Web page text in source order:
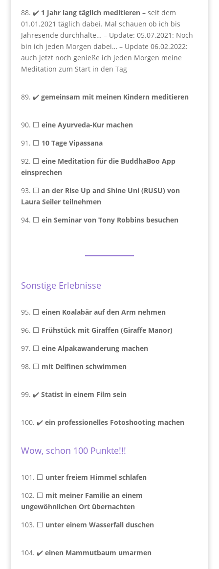
88. ✔️ 1 Jahr lang täglich meditieren– seit dem
01.01.2021 täglich dabei. Mal schauen ob ich bis
Jahresende durchhalte… – Update: 05.07.2021: Noch
bin ich jeden Morgen dabei… – Update 06.02.2022:
auch jetzt noch genieße ich jeden Morgen meine
Meditation zum Start in den Tag
89. ✔️ gemeinsam mit meinen Kindern meditieren
90. ⬜ eine Ayurveda-Kur machen
91. ⬜ 10 Tage Vipassana
92. ⬜ eine Meditation für die BuddhaBoo App
einsprechen
93. ⬜ an der Rise Up and Shine Uni (RUSU) von
Laura Seiler teilnehmen
94. ⬜ ein Seminar von Tony Robbins besuchen
Sonstige Erlebnisse
95. ⬜ einen Koalabär auf den Arm nehmen
96. ⬜ Frühstück mit Giraffen (Giraffe Manor)
97. ⬜ eine Alpakawanderung machen
98. ⬜ mit Delfinen schwimmen
99. ✔️ Statist in einem Film sein
100. ✔️ ein professionelles Fotoshooting machen
Wow, schon 100 Punkte!!!
101. ⬜ unter freiem Himmel schlafen
102. ⬜ mit meiner Familie an einem
ungewöhnlichen Ort übernachten
103. ⬜ unter einem Wasserfall duschen
104. ✔️ einen Mammutbaum umarmen